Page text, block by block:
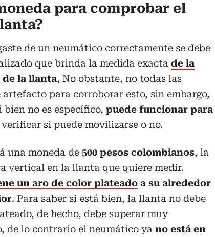
para comprobar el
de un neumático correctamente se debe
que brinda la medida exacta de la
de la llanta, No obstante, no todas las
artefacto para corroborar esto, sin embargo,
no es específico, puede funcionar para
si puede movilizarse o no.
una moneda de 500 pesos colombianos, la
vertical en la llanta que quiere medir.
un aro de color plateado a su alrededor
. Para saber si está bien, la llanta no debe
de hecho, debe superar muy
de lo contrario el neumático ya no está en